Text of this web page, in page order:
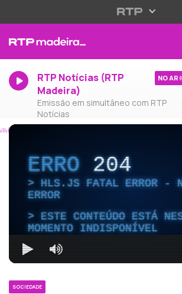
RTP Notícias (RTP
Madeira)
Emissão em simultâneo com RTP
Notícias
NO AR
ERRO204
HLS.JS FATAL ERROR -
ERROR
ESTE CONTEÚDO ESTÁ
MOMENTO INDISPONÍVEL
SOCIEDADE